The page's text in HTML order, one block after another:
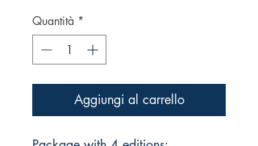
Quantità *
Aggiungi al carrello